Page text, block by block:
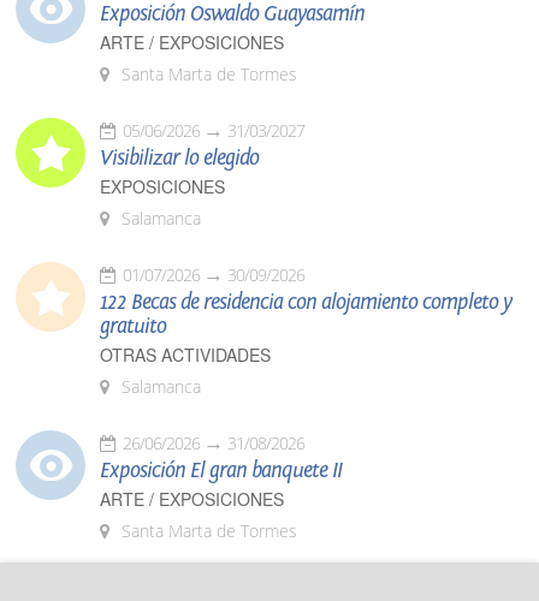
Exposición Oswaldo Guayasamín
ARTE / EXPOSICIONES
Santa Marta de Tormes
05/06/2026 31/03/2027
Visibilizar lo elegido
EXPOSICIONES
Salamanca
01/07/2026 30/09/2026
122 Becas de residencia con alojamiento completo y
gratuito
OTRAS ACTIVIDADES
Salamanca
26/06/2026 31/08/2026
Exposición El gran banquete II
ARTE / EXPOSICIONES
Santa Marta de Tormes